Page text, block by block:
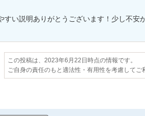
すい説明ありがとうございます！少し不安
この投稿は、2023年6月22日時点の情報です。
ご自身の責任のもと適法性・有用性を考慮してご